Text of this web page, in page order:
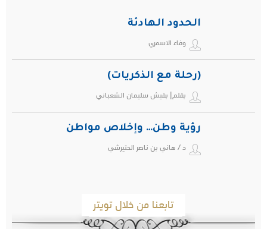
الحدود الهادئة
وفاء الاسمري
(رحلة مع الذكريات)
بقلم| بقيش سليمان الشعباني
رؤية وطن… وإخلاص مواطن
د / هاني بن ناصر الحتيرشي
تابعنا من خلال تويتر